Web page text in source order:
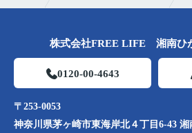
株式会社FREE LIFE 湘南ひ
0120-00-4643
〒253-0053
神奈川県茅ヶ崎市東海岸北４丁目6-43